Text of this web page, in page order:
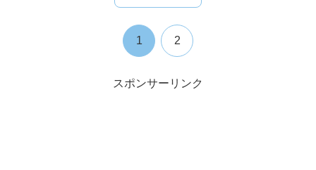
1 2
スポンサーリンク